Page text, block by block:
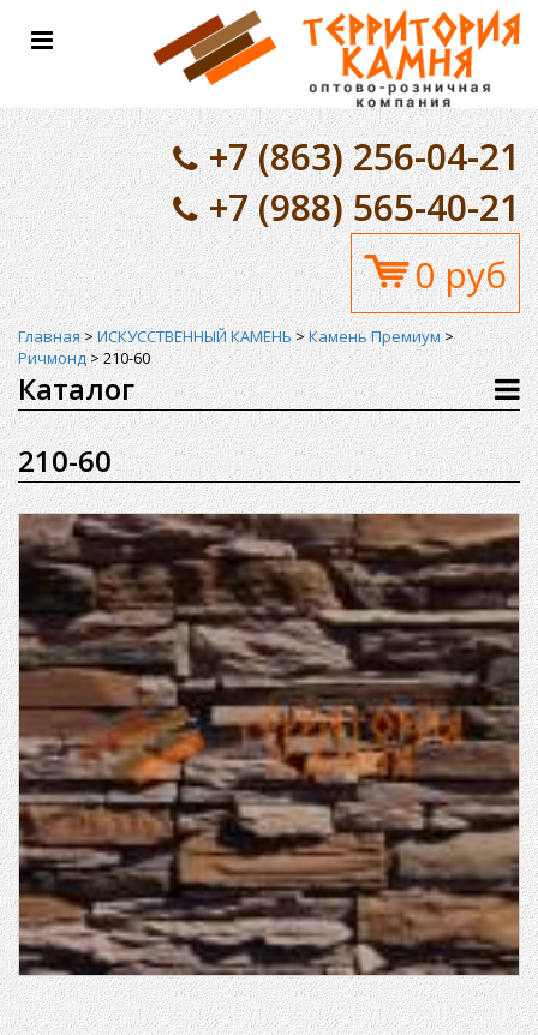
Toggle
+7 (863) 256-04-21
+7 (988) 565-40-21
0 руб
Главная>ИСКУССТВЕННЫЙ КАМЕНЬ>Камень Премиум>
Ричмонд>210-60
Каталог
210-60